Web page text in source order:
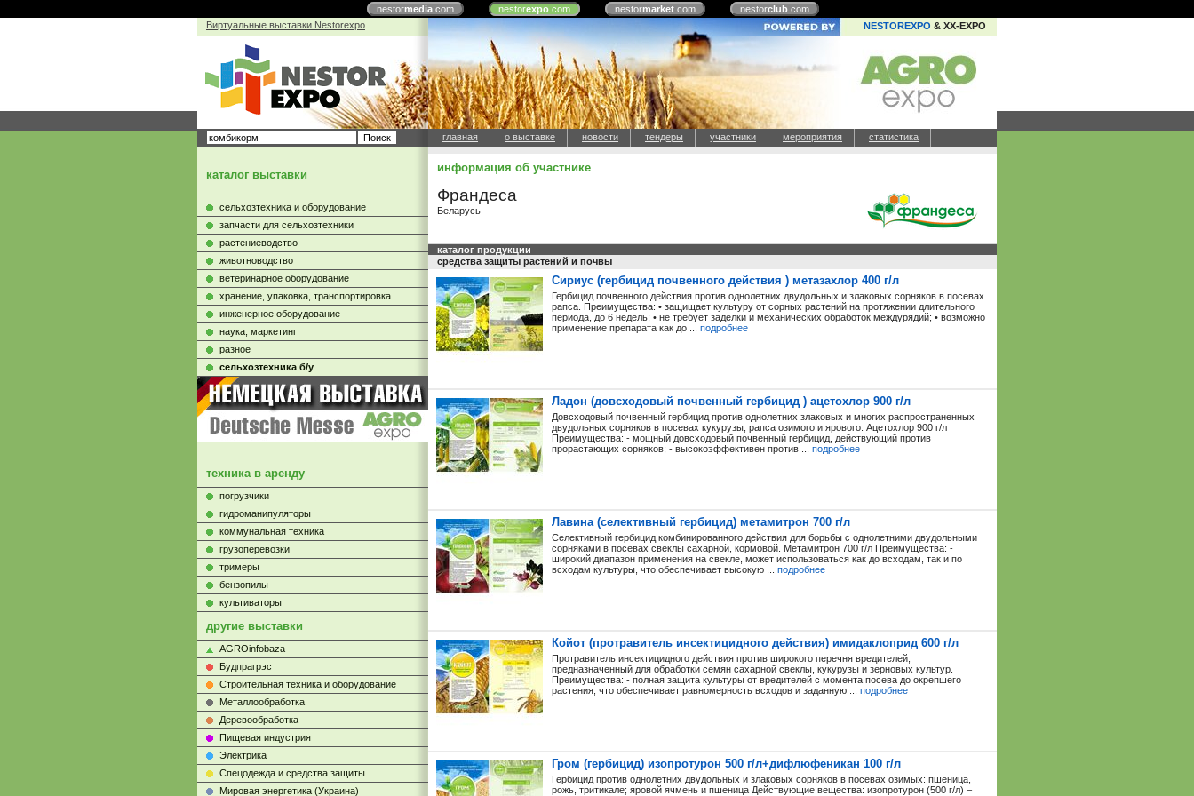
nestormedia.com nestorexpo.com nestormarket.com nestorclub.com
Виртуальные выставки Nestorexpo
NESTOREXPO & XX-EXPO
главная о выставке новости тендеры участники мероприятия статистика
каталог выставки
сельхозтехника и оборудование
запчасти для сельхозтехники
растениеводство
животноводство
ветеринарное оборудование
хранение, упаковка, транспортировка
инженерное оборудование
наука, маркетинг
разное
сельхозтехника б/у
техника в аренду
погрузчики
гидроманипуляторы
коммунальная техника
грузоперевозки
тримеры
бензопилы
культиваторы
другие выставки
AGROinfobaza
Будпрагрэс
Строительная техника и оборудование
Металлообработка
Деревообработка
Пищевая индустрия
Электрика
Cпецодежда и средства защиты
Мировая энергетика (Украина)
информация об участнике
Франдеса
Беларусь
каталог продукции
средства защиты растений и почвы
Сириус (гербицид почвенного действия ) метазахлор 400 г/л
Гербицид почвенного действия против однолетних двудольных и злаковых сорняков в посевах
рапса. Преимущества: • защищает культуру от сорных растений на протяжении длительного
периода, до 6 недель; • не требует заделки и механических обработок междурядий; • возможно
применение препарата как до ... подробнее
Ладон (довсходовый почвенный гербицид ) ацетохлор 900 г/л
Довсходовый почвенный гербицид против однолетних злаковых и многих распространенных
двудольных сорняков в посевах кукурузы, рапса озимого и ярового. Ацетохлор 900 г/л
Преимущества: - мощный довсходовый почвенный гербицид, действующий против
прорастающих сорняков; - высокоэффективен против ... подробнее
Лавина (селективный гербицид) метамитрон 700 г/л
Селективный гербицид комбинированного действия для борьбы с однолетними двудольными
сорняками в посевах свеклы сахарной, кормовой. Метамитрон 700 г/л Преимущества: -
широкий диапазон применения на свекле, может использоваться как до всходам, так и по
всходам культуры, что обеспечивает высокую ... подробнее
Койот (протравитель инсектицидного действия) имидаклоприд 600 г/л
Протравитель инсектицидного действия против широкого перечня вредителей,
предназначенный для обработки семян сахарной свеклы, кукурузы и зерновых культур.
Преимущества: - полная защита культуры от вредителей с момента посева до окрепшего
растения, что обеспечивает равномерность всходов и заданную ... подробнее
Гром (гербицид) изопротурон 500 г/л+дифлюфеникан 100 г/л
Гербицид против однолетних двудольных и злаковых сорняков в посевах озимых: пшеница,
рожь, тритикале; яровой ячмень и пшеница Действующие вещества: изопротурон (500 г/л) –